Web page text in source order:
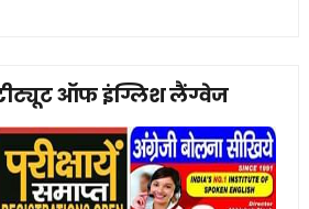
ऑफ इंग्लिश लैंग्वेज